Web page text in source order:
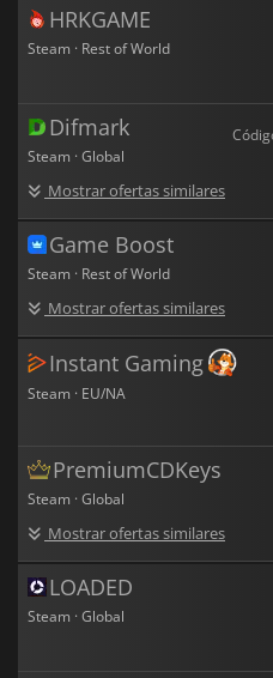
HRKGAME
Steam · Rest of World
Difmark
Steam · Global
Mostrar ofertas similares
Game Boost
Steam · Rest of World
Mostrar ofertas similares
Instant Gaming
Steam · EU/NA
PremiumCDKeys
Steam · Global
Mostrar ofertas similares
LOADED
Steam · Global